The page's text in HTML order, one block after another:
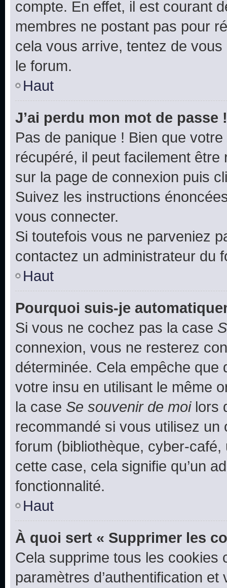
compte. En effet, il est courant
membres ne postant pas pour
cela vous arrive, tentez de
le forum.
Haut
J’ai perdu mon mot de passe !
Pas de panique ! Bien que
récupéré, il peut facilement
sur la page de connexion puis
Suivez les instructions
vous connecter.
Si toutefois vous ne parveniez
contactez un administrateur du
Haut
Pourquoi suis-je
Si vous ne cochez pas la case
connexion, vous ne resterez
déterminée. Cela empêche que
votre insu en utilisant le même
la case Se souvenir de moilors
recommandé si vous utilisez
forum (bibliothèque, cyber-
cette case, cela signifie qu’un
fonctionnalité.
Haut
À quoi sert « Supprimer les
Cela supprime tous les cookies
paramètres d’authentification